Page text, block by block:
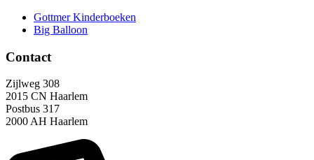
Gottmer Kinderboeken
Big Balloon
Contact
Zijlweg 308
2015 CN Haarlem
Postbus 317
2000 AH Haarlem